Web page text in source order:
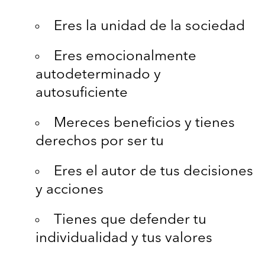
Eres la unidad de la sociedad
Eres emocionalmente
autodeterminado y
autosuficiente
Mereces beneficios y tienes
derechos por ser tu
Eres el autor de tus decisiones
y acciones
Tienes que defender tu
individualidad y tus valores